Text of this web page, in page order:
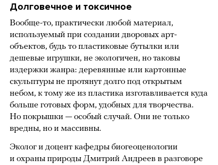
Долговечное и токсичное
Вообще-то, практически любой материал,
используемый при создании дворовых арт-
объектов, будь то пластиковые бутылки или
дешевые игрушки, не экологичен, но таковы
издержки жанра: деревянные или картонные
скульптуры не протянут долго под открытым
небом, к тому же из пластика изготавливается куда
больше готовых форм, удобных для творчества.
Но покрышки — особый случай. Они не только
вредны, но и массивны.
Эколог и доцент кафедры биогеоценологии
и охраны природы Дмитрий Андреев в разговоре